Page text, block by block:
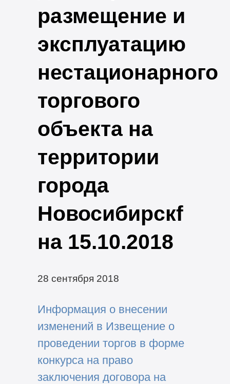
размещение и
эксплуатацию
нестационарного
торгового
объекта на
территории
города
Новосибирскf
на 15.10.2018
28 сентября 2018
Информация о внесении
изменений в Извещение о
проведении торгов в форме
конкурса на право
заключения договора на